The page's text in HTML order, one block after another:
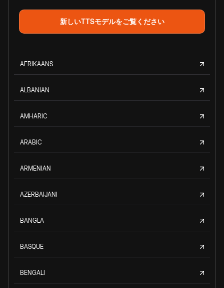
新しいTTSモデルをご覧ください
AFRIKAANS
ALBANIAN
AMHARIC
ARABIC
ARMENIAN
AZERBAIJANI
BANGLA
BASQUE
BENGALI